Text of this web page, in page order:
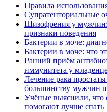
Правила
Супратенториальные
Шизофрения у
признаки поведения
Бактерии в моче:
Бактерии в моче: что
Ранний приём
иммунитета у
Лечение рака
большинству мужчин
Учёные выяснили, что
помогают лучше спать